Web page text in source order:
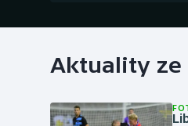
Aktuality ze